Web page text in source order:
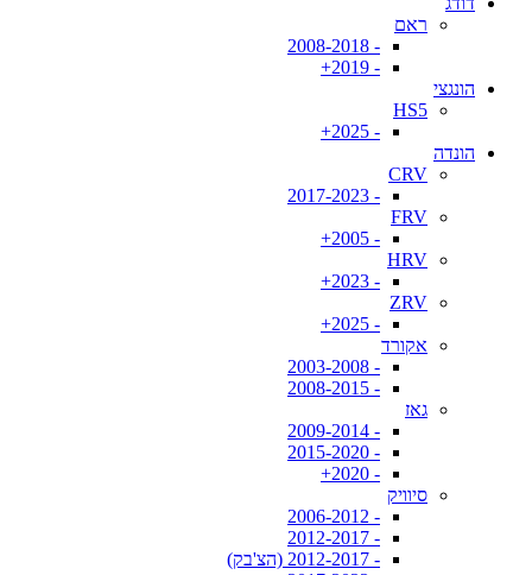
ראם
- 2008-2018
- 2019+
הונגצי
HS5
- 2025+
הונדה
CRV
- 2017-2023
FRV
- 2005+
HRV
- 2023+
ZRV
- 2025+
אקורד
- 2003-2008
- 2008-2015
גאז
- 2009-2014
- 2015-2020
- 2020+
סיוויק
- 2006-2012
- 2012-2017
- 2012-2017 (הצ'בק)